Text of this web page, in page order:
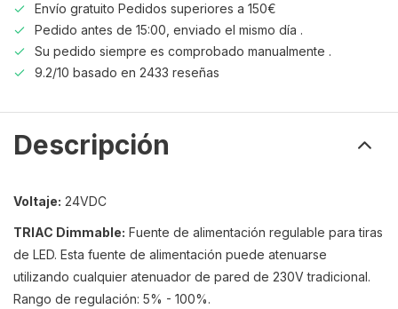
Envío gratuito Pedidos superiores a 150€
Pedido antes de 15:00, enviado el mismo día .
Su pedido siempre es comprobado manualmente .
9.2/10 basado en 2433 reseñas
Descripción
Voltaje: 24VDC
TRIAC Dimmable: Fuente de alimentación regulable para tiras
de LED. Esta fuente de alimentación puede atenuarse
utilizando cualquier atenuador de pared de 230V tradicional.
Rango de regulación: 5% - 100%.